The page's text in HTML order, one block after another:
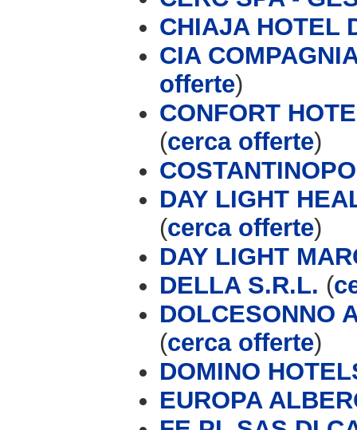
CHIAJA HOTEL
CIA
offerte)
CONFORT
(cerca offerte)
DAY LIGHT
(cerca offerte)
DAY LIGHT
DELLA S.R.L. (
DOLCESONNO
(cerca offerte)
DOMINO
EUROPA